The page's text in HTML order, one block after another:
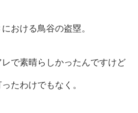
おける鳥谷の盗塁。
で素晴らしかったんですけど
たわけでもなく。